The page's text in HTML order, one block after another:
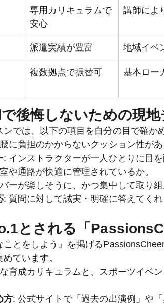
専用カリキュラムで
安心
講師によ
派遣実績が豊富 地域イベ
複数拠点で振替可 基本ロー
後悔しないための現
ンでは、以下の項目を自分の目で確か
に負担のかからないクッション性があ
: インストラクターが一人ひとりに目を
や通路が快適に管理されているか。
ーが楽しそうに、かつ集中して取り組
: 質問に対して誠実・明確に答えてくれ
とされる「
ことをしよう』を掲げる
ています。
育成カリキュラムと、スポーツイベ
方: 公式サイトで「過去の出演例」や